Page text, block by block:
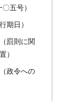
五号）
期日）
罰則に関
）
政令への